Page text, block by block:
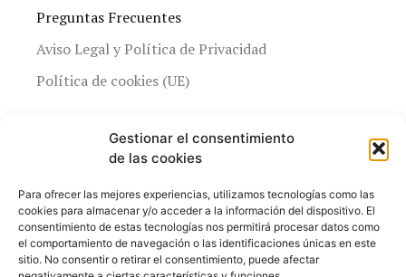
Gestionar el consentimiento
de las cookies
Para ofrecer las mejores experiencias, utilizamos tecnologías como las
cookies para almacenar y/o acceder a la información del dispositivo. El
consentimiento de estas tecnologías nos permitirá procesar datos como
el comportamiento de navegación o las identificaciones únicas en este
sitio. No consentir o retirar el consentimiento, puede afectar
Preguntas Frecuentes
Aviso Legal y Política de Privacidad
Política de cookies (UE)